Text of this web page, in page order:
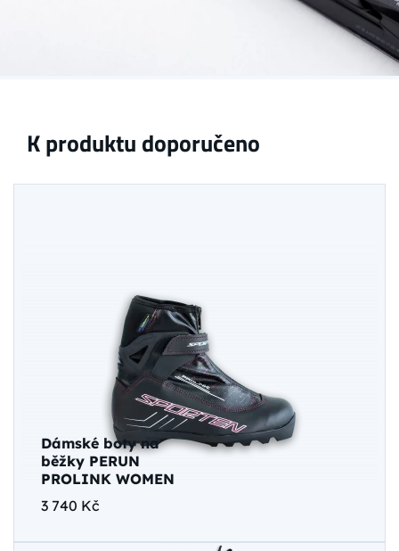
K produktu doporučeno
Dámské boty na
běžky PERUN
PROLINK WOMEN
3 740 Kč